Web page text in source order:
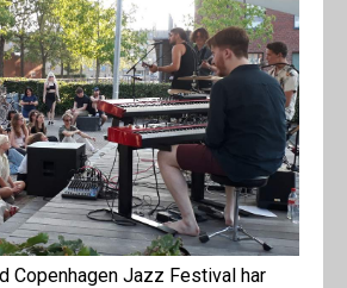
Om
Om
Kontakt
Om fonden
Om
SHOP
Copenhagen Jazz Festival har